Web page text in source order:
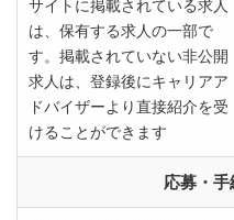
サイトに掲載されている求人
は、保有する求人の一部で
す。掲載されていない非公開
求人は、登録後にキャリアア
ドバイザーより直接紹介を受
けることができます
応募・手